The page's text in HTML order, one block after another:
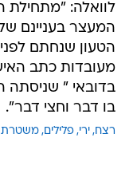
לוואלה: "מתחילת
המעצר בעניינם
הטעון שנחתם
מעובדות כתב
בדובאי " שניסתה
בו דבר וחצי דבר".
רצח ירי פלילים משטרת